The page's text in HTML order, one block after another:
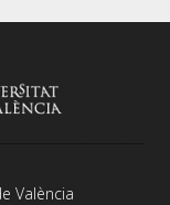
València